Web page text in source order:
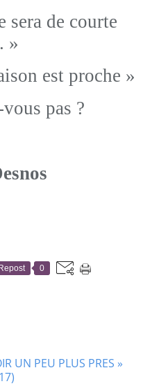
de courte
»
est proche »
pas ?
0